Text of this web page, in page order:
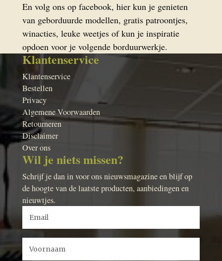
En volg ons op facebook, hier kun je genieten
van geborduurde modellen, gratis patroontjes,
winacties, leuke weetjes of kun je inspiratie
opdoen voor je volgende borduurwerkje.
Klantenservice
Klantenservice
Bestellen
Privacy
Algemene Voorwaarden
Retourneren
Disclaimer
Over ons
Wil je niets missen?
Schrijf je dan in voor ons nieuwsmagazine en blijf op
de hoogte van de laatste producten, aanbiedingen en
nieuwtjes.